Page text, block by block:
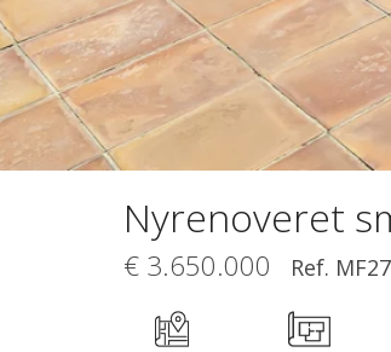
Nyrenoveret
€ 3.650.000 Ref.